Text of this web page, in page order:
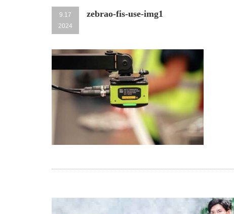
9.17
2024
zebrao-fis-use-img1